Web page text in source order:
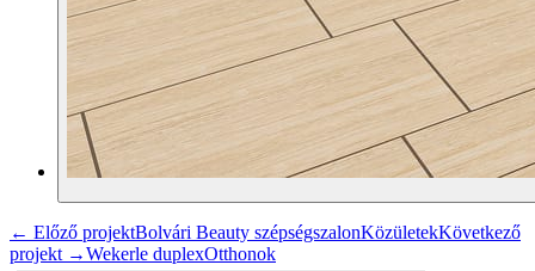
← Előző projektBolvári Beauty szépségszalonKözületekKövetkező
projekt →Wekerle duplexOtthonok